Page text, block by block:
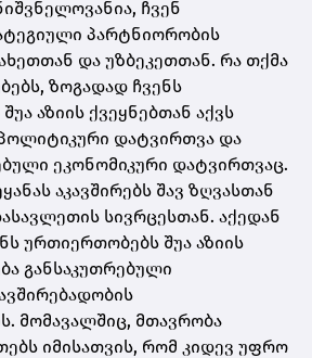
ჩვენ
პარტნიორობის
და უზბეკეთთან. რა თქმა
ზოგადად ჩვენს
აზიის ქვეყნებთან აქვს
დატვირთვა და
ეკონომიკური დატვირთვაც.
აკავშირებს შავ ზღვასთან
სივრცესთან. აქედან
ურთიერთობებს შუა აზიის
განსაკუთრებული
მომავალშიც, მთავრობა
იმისათვის, რომ კიდევ უფრო